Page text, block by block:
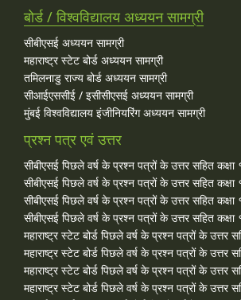
बोर्ड / विश्वविद्यालय अध्ययन सामग्री
सीबीएसई अध्ययन सामग्री
महाराष्ट्र स्टेट बोर्ड अध्ययन सामग्री
तमिलनाडु राज्य बोर्ड अध्ययन सामग्री
सीआईएससीई / इसीसीएसई अध्ययन सामग्री
मुंबई विश्वविद्यालय इंजीनियरिंग अध्ययन सामग्री
प्रश्न पत्र एवं उत्तर
सीबीएसई पिछले वर्ष के प्रश्न पत्रों के उत्तर सहित
सीबीएसई पिछले वर्ष के प्रश्न पत्रों के उत्तर सहित कक्षा
सीबीएसई पिछले वर्ष के प्रश्न पत्रों के उत्तर सहित कक्षा
सीबीएसई पिछले वर्ष के प्रश्न पत्रों के उत्तर सहित कक्षा
महाराष्ट्र स्टेट बोर्ड पिछले वर्ष के प्रश्न पत्रों के उत्तर
महाराष्ट्र स्टेट बोर्ड पिछले वर्ष के प्रश्न पत्रों के उत्तर
महाराष्ट्र स्टेट बोर्ड पिछले वर्ष के प्रश्न पत्रों के उत्तर
महाराष्ट्र स्टेट बोर्ड पिछले वर्ष के प्रश्न पत्रों के उत्तर